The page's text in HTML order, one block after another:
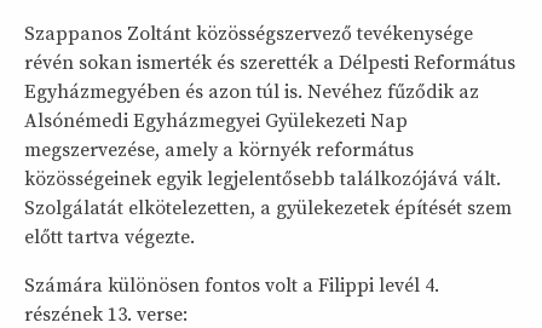
Szappanos Zoltánt közösségszervező tevékenysége
révén sokan ismerték és szerették a Délpesti Református
Egyházmegyében és azon túl is. Nevéhez fűződik az
Alsónémedi Egyházmegyei Gyülekezeti Nap
megszervezése, amely a környék református
közösségeinek egyik legjelentősebb találkozójává vált.
Szolgálatát elkötelezetten, a gyülekezetek építését szem
előtt tartva végezte.
Számára különösen fontos volt a Filippi levél 4.
részének 13. verse: